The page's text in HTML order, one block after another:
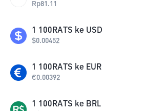
Rp81.11
1 100RATS ke USD
$0.00452
1 100RATS ke EUR
€0.00392
1 100RATS ke BRL